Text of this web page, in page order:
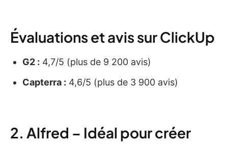
Évaluations et avis sur ClickUp
G2 : 4,7/5 (plus de 9 200 avis)
Capterra : 4,6/5 (plus de 3 900 avis)
2. Alfred – Idéal pour créer